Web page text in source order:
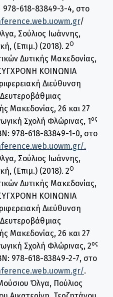
978-618-83849-3-4, στο
/
Σούλιος Ιωάννης,
(Επιμ.) (2018). 2Ο
Δυτικής Μακεδονίας,
ΚΟΙΝΩΝΙΑ
Διεύθυνση
Μακεδονίας, 26 και 27
Σχολή Φλώρινας, 1 ος
978-618-83849-1-0, στο
.
Σούλιος Ιωάννης,
(Επιμ.) (2018). 2Ο
Δυτικής Μακεδονίας,
ΚΟΙΝΩΝΙΑ
Διεύθυνση
Μακεδονίας, 26 και 27
Σχολή Φλώρινας, 2ος
978-618-83849-2-7, στο
.
Όλγα, Πούλιος